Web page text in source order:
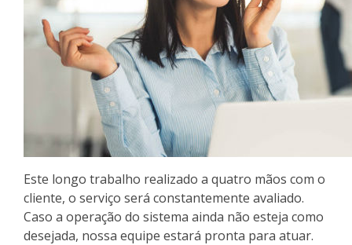
Este longo trabalho realizado a quatro mãos com o
cliente, o serviço será constantemente avaliado.
Caso a operação do sistema ainda não esteja como
desejada, nossa equipe estará pronta para atuar.